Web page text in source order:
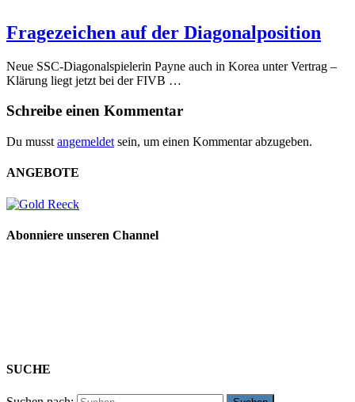
Fragezeichen auf der Diagonalposition
Neue SSC-Diagonalspielerin Payne auch in Korea unter Vertrag –
Klärung liegt jetzt bei der FIVB …
Schreibe einen Kommentar
Du musst angemeldet sein, um einen Kommentar abzugeben.
ANGEBOTE
Abonniere unseren Channel
SUCHE